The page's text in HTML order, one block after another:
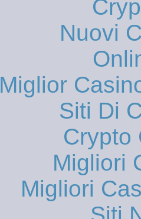
Nuovi
Miglior
Siti Di
Crypto
Migliori
Migliori